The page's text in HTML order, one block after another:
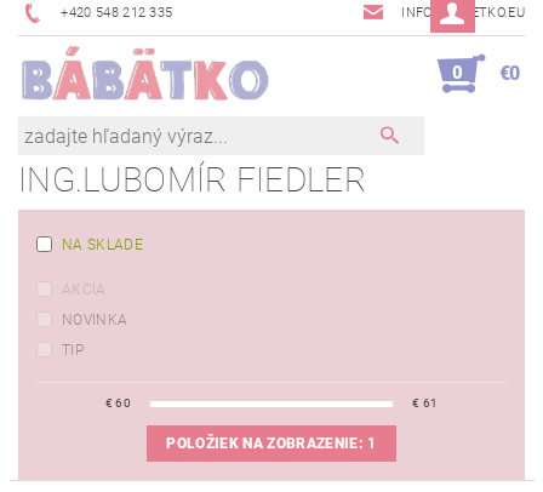
+420 548 212 335 INFO@BABETKO.EU
0 €0
ING.LUBOMÍR FIEDLER
NA SKLADE
AKCIA
NOVINKA
TIP
€60 € 61
POLOŽIEK NA ZOBRAZENIE: 1